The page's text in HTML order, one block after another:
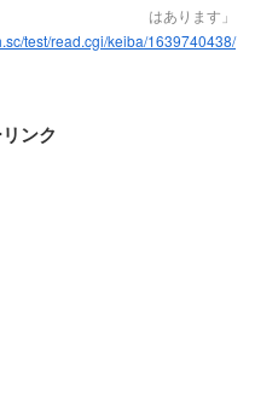
はあります」
test/read.cgi/keiba/1639740438/
ンク